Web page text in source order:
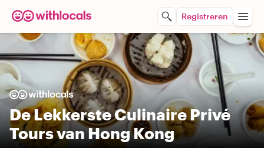
Registreren
De Lekkerste Culinaire Privé
Tours van Hong Kong